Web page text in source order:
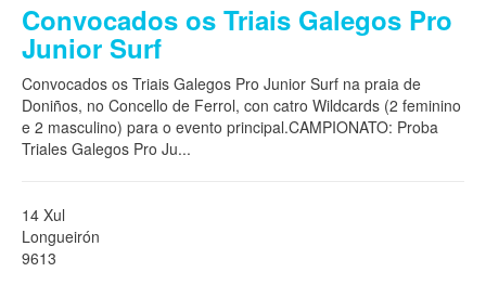
Convocados os Triais Galegos Pro
Junior Surf
Convocados os Triais Galegos Pro Junior Surf na praia de
Doniños, no Concello de Ferrol, con catro Wildcards (2 feminino
e 2 masculino) para o evento principal.CAMPIONATO: Proba
Triales Galegos Pro Ju...
14 Xul
Longueirón
9613